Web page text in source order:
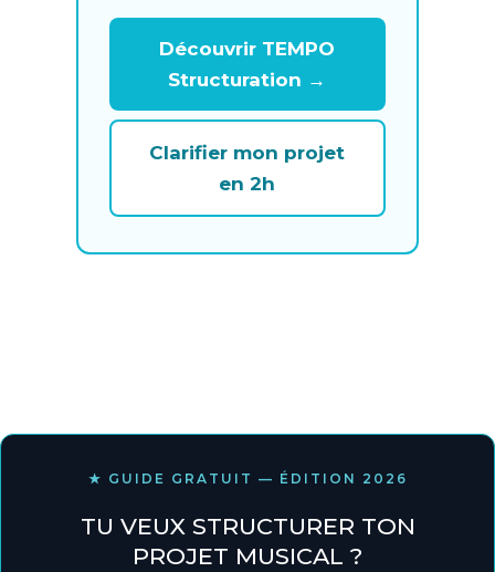
Découvrir TEMPO
Structuration →
Clarifier mon projet
en 2h
★ GUIDE GRATUIT — ÉDITION 2026
TU VEUX STRUCTURER TON
PROJET MUSICAL ?